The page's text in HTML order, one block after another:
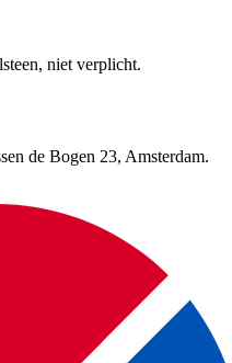
niet verplicht.
de Bogen 23, Amsterdam.